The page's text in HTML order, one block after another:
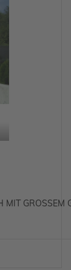
GROSSEM